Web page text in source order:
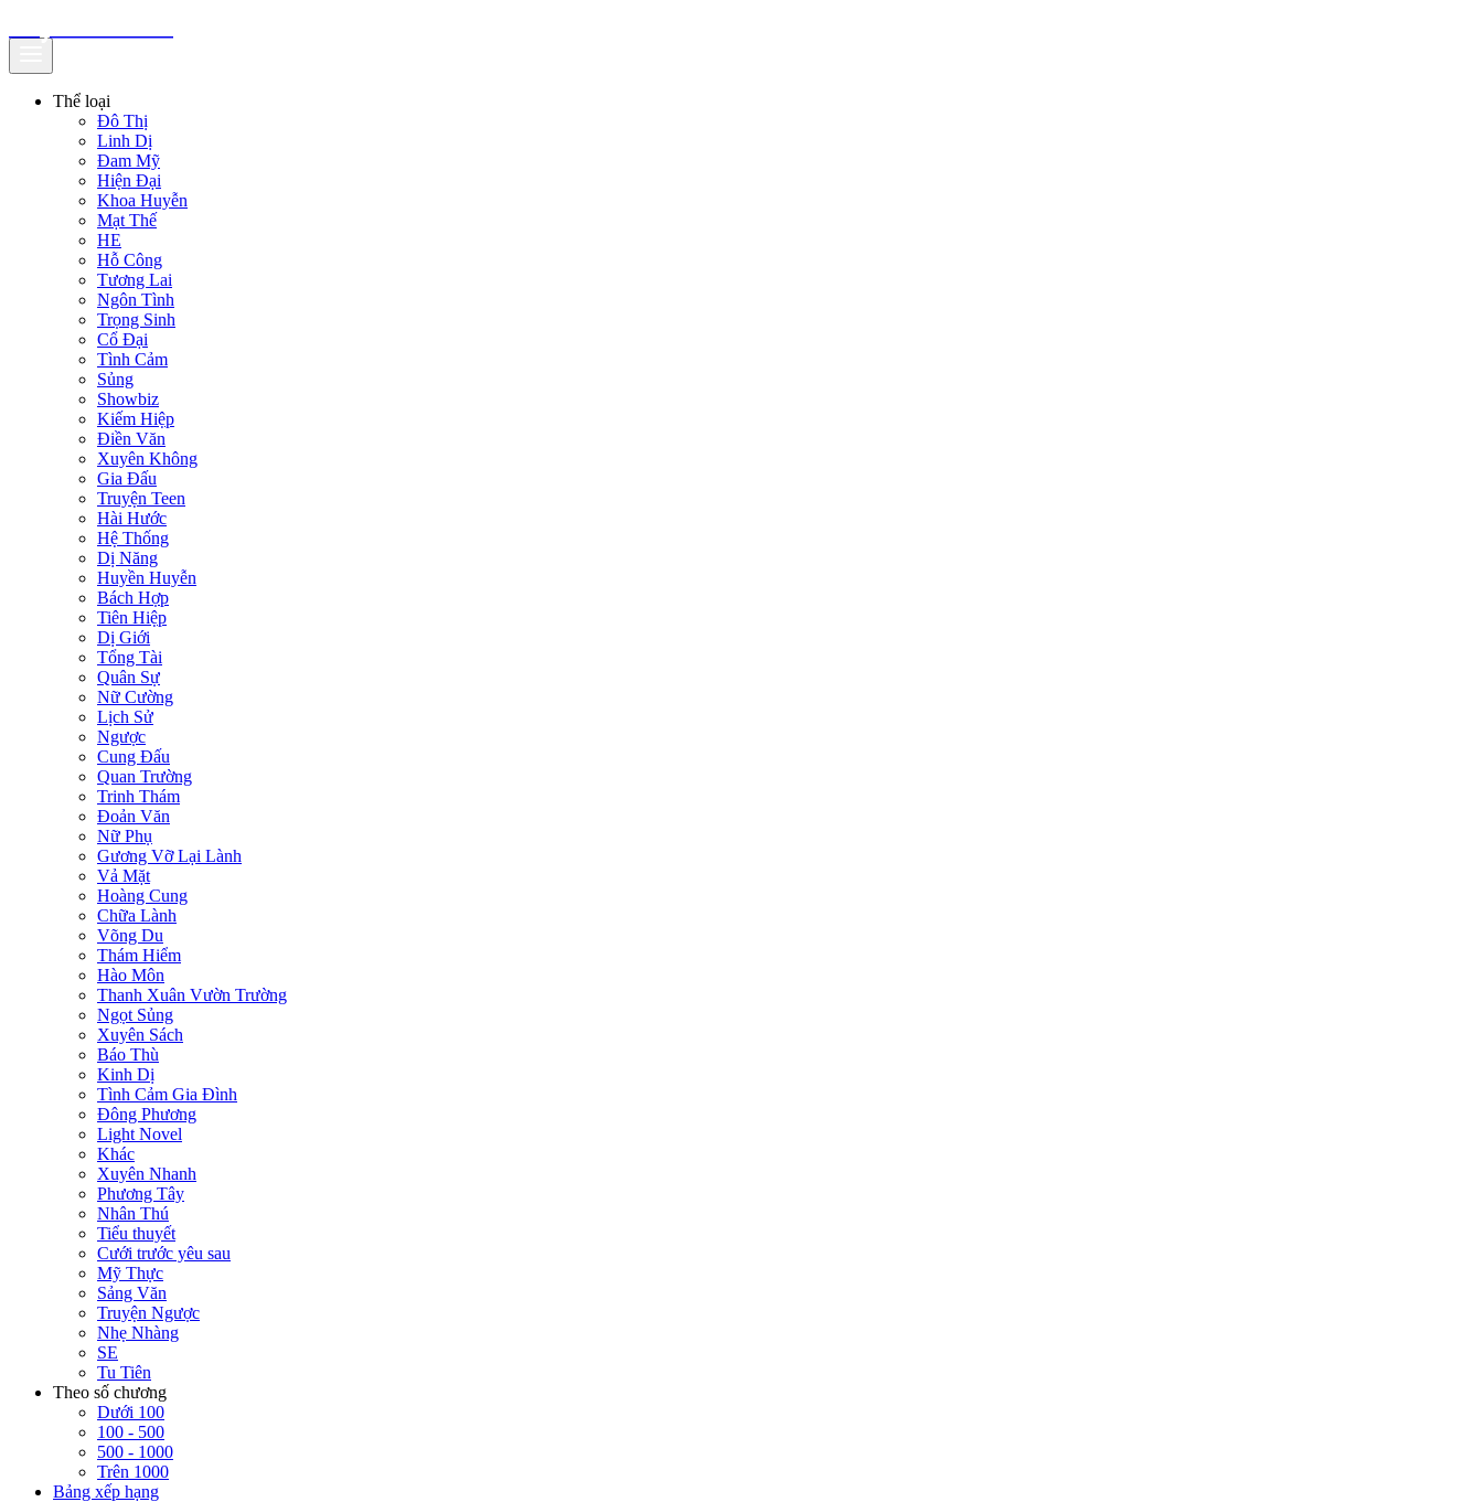
Thể loại
Đô Thị
Linh Dị
Đam Mỹ
Hiện Đại
Khoa Huyễn
Mạt Thế
HE
Hỗ Công
Tương Lai
Ngôn Tình
Trọng Sinh
Cổ Đại
Tình Cảm
Sủng
Showbiz
Kiếm Hiệp
Điền Văn
Xuyên Không
Gia Đấu
Truyện Teen
Hài Hước
Hệ Thống
Dị Năng
Huyền Huyễn
Bách Hợp
Tiên Hiệp
Dị Giới
Tổng Tài
Quân Sự
Nữ Cường
Lịch Sử
Ngược
Cung Đấu
Quan Trường
Trinh Thám
Đoản Văn
Nữ Phụ
Gương Vỡ Lại Lành
Vả Mặt
Hoàng Cung
Chữa Lành
Võng Du
Thám Hiểm
Hào Môn
Thanh Xuân Vườn Trường
Ngọt Sủng
Xuyên Sách
Báo Thù
Kinh Dị
Tình Cảm Gia Đình
Đông Phương
Light Novel
Khác
Xuyên Nhanh
Phương Tây
Nhân Thú
Tiểu thuyết
Cưới trước yêu sau
Mỹ Thực
Sảng Văn
Truyện Ngược
Nhẹ Nhàng
SE
Tu Tiên
Theo số chương
Dưới 100
100 - 500
500 - 1000
Trên 1000
Bảng xếp hạng